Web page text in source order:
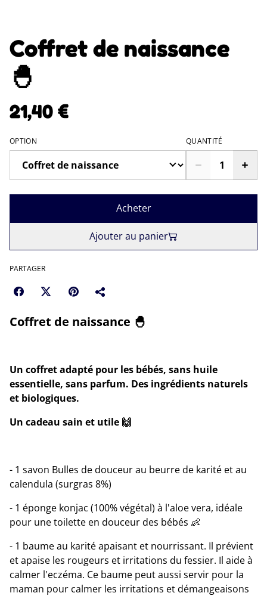
Coffret de naissance
🐣
21,40 €
OPTION QUANTITÉ
Acheter
Ajouter au panier
PARTAGER
Coffret de naissance 🐣
Un coffret adapté pour les bébés, sans huile
essentielle, sans parfum. Des ingrédients naturels
et biologiques.
Un cadeau sain et utile 🙌
- 1 savon Bulles de douceur au beurre de karité et au
calendula (surgras 8%)
- 1 éponge konjac (100% végétal) à l'aloe vera, idéale
pour une toilette en douceur des bébés 👶
- 1 baume au karité apaisant et nourrissant. Il prévient
et apaise les rougeurs et irritations du fessier. Il aide à
calmer l'eczéma. Ce baume peut aussi servir pour la
maman pour calmer les irritations et démangeaisons